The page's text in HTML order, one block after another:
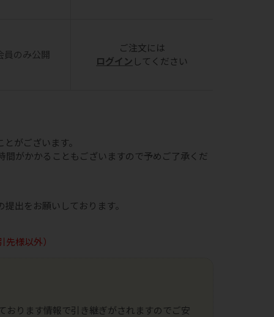
員のみ公開
ご注文には
ログイン してください
がございます。
がかかることもございますので予めご了承くだ
出をお願いしております。
様以外）
ります情報で引き継ぎがされますのでご安